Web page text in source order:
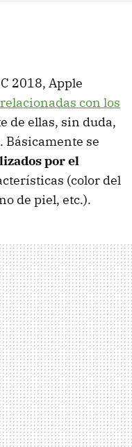
2018, Apple
con los
de ellas, sin duda,
Básicamente se
por el
(color del
de piel, etc.).